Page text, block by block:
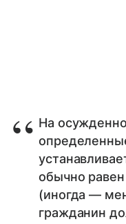
На
обычно
(иногда —
гражданин